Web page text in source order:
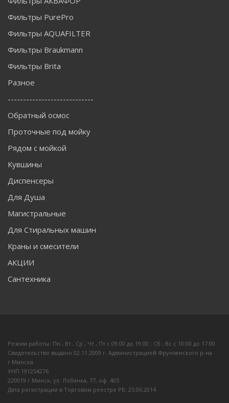
Фильтры PurePro
Фильтры AQUAFILTER
Фильтры Braukmann
Фильтры Brita
Разное
----------------------------
Обратный осмос
Проточные под мойку
Рядом с мойкой
Кувшины
Диспенсеры
Для Душа
Магистральные
Для Стиральных машин
Краны и смесители
АКЦИИ
Сантехника
Режим работы: Пн , Вт , Ср , Чт , Пт c 09:00 до 19:00 ; Сб , Вс c 10:00 до 17:00
Свидетельство выдано 02.11.2009 г. Администрацией Фрунзенского р-на
г.Минска
УНП 191254276
220019 г.Минск, ул. Лобанка, 77, оф. 405
Дата регистрации в Торговом реестре РБ: 25.06.2014